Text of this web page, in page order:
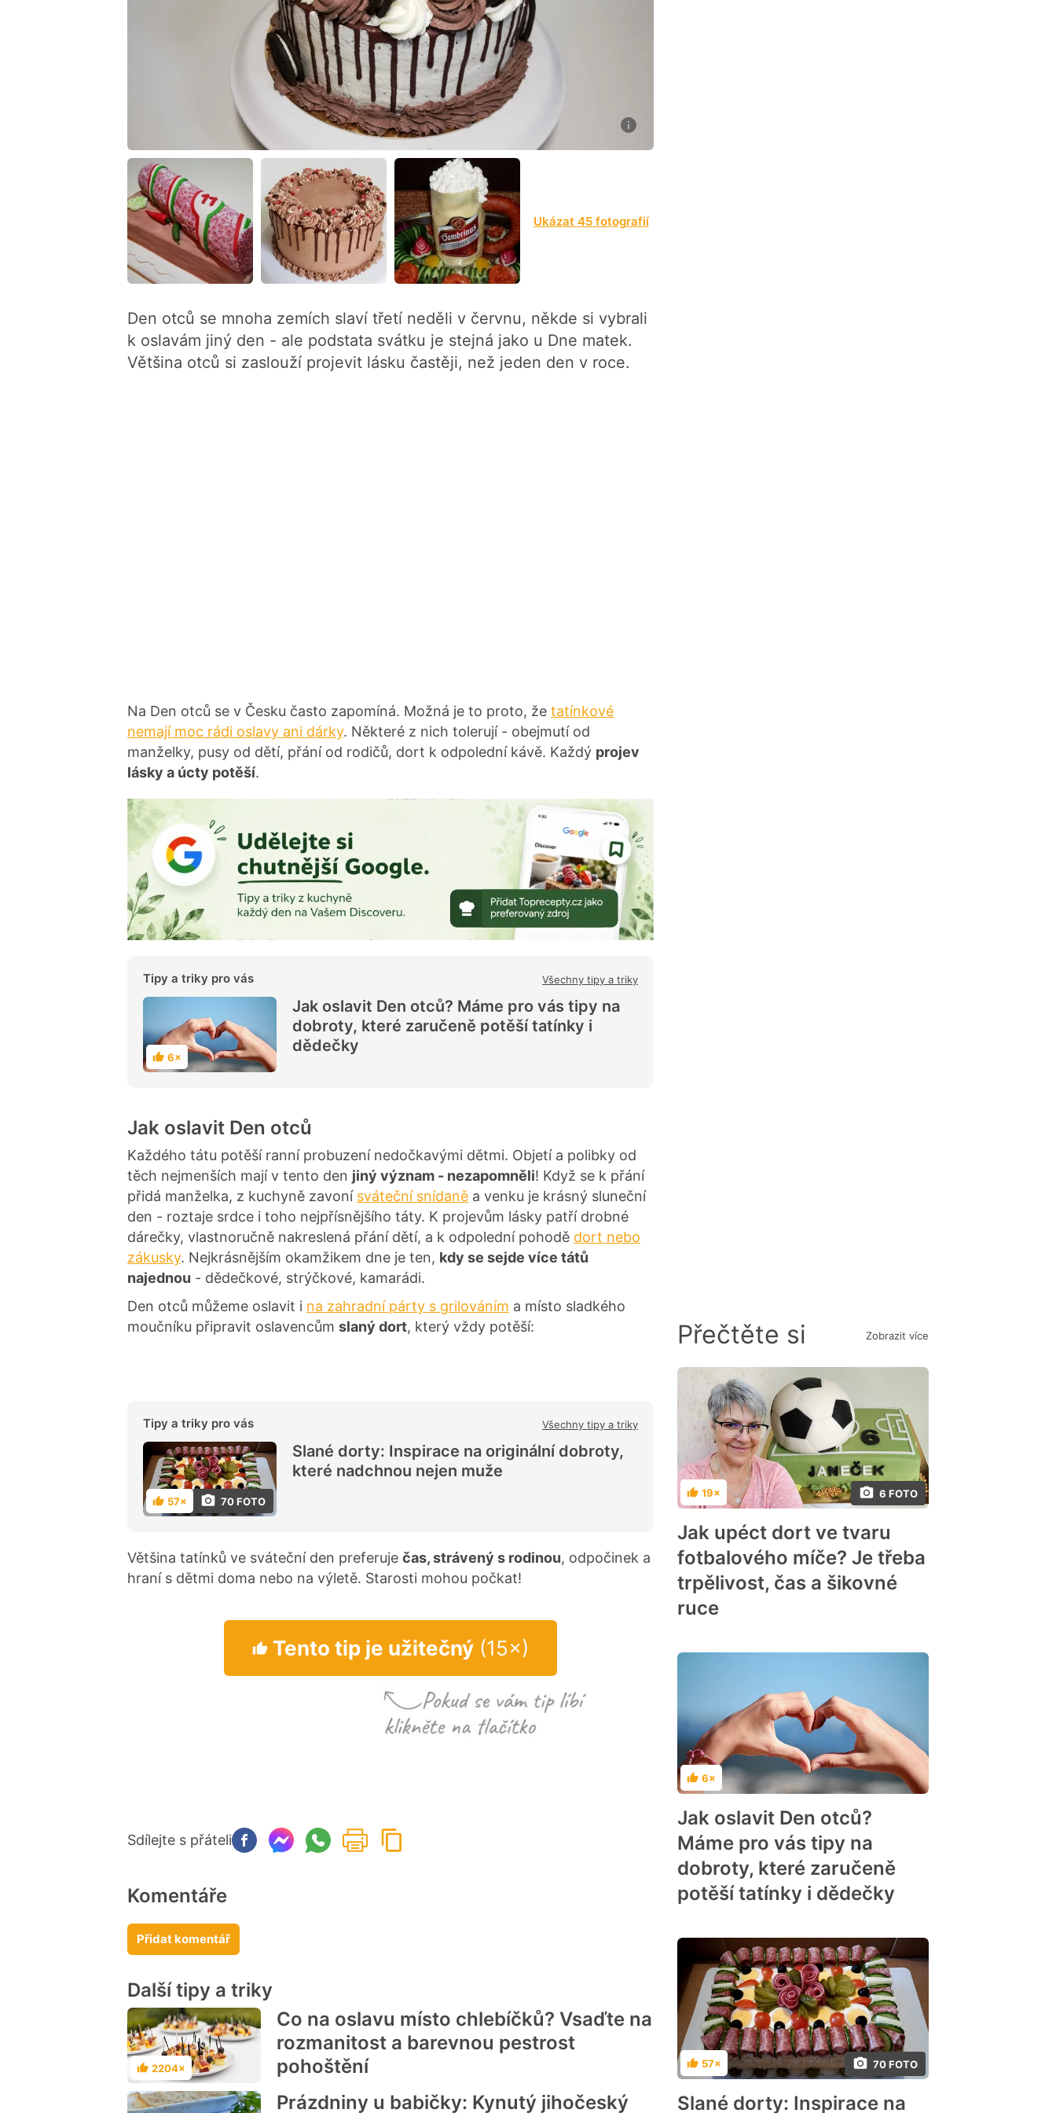
42 Ukázat 45 fotografií
Den otců se mnoha zemích slaví třetí neděli v červnu, někde si vybrali
k oslavám jiný den - ale podstata svátku je stejná jako u Dne matek.
Většina otců si zaslouží projevit lásku častěji, než jeden den v roce.
Na Den otců se v Česku často zapomíná. Možná je to proto, že tatínkové
nemají moc rádi oslavy ani dárky. Některé z nich tolerují - obejmutí od
manželky, pusy od dětí, přání od rodičů, dort k odpolední kávě. Každý projev
lásky a úcty potěší.
Tipy a triky pro vás Všechny tipy a triky
H
o
e
n
6×
Jak oslavit Den otců? Máme pro vás tipy na
dobroty, které zaručeně potěší tatínky i
dědečky
Jak oslavit Den otců
Každého tátu potěší ranní probuzení nedočkavými dětmi. Objetí a polibky od
těch nejmenších mají v tento den jiný význam - nezapomněli! Když se k přání
přidá manželka, z kuchyně zavoní sváteční snídaně a venku je krásný sluneční
den - roztaje srdce i toho nejpřísnějšího táty. K projevům lásky patří drobné
dárečky, vlastnoručně nakreslená přání dětí, a k odpolední pohodě dort nebo
zákusky. Nejkrásnějším okamžikem dne je ten, kdy se sejde více tátů
najednou - dědečkové, strýčkové, kamarádi.
Den otců můžeme oslavit i na zahradní párty s grilováním a místo sladkého
moučníku připravit oslavencům slaný dort, který vždy potěší:
Tipy a triky pro vás Všechny tipy a triky
70 FOTO
H
o
c
e
n
57×
Slané dorty: Inspirace na originální dobroty,
které nadchnou nejen muže
Většina tatínků ve sváteční den preferuje čas, strávený s rodinou, odpočinek a
hraní s dětmi doma nebo na výletě. Starosti mohou počkat!
Tento tip je užitečný (15×)
Sdílejte s přáteli
Komentáře
Přidat komentář
Další tipy a triky
Hodnocení
2204×
Co na oslavu místo chlebíčků? Vsaďte na
rozmanitost a barevnou pestrost
pohoštění
Prázdniny u babičky: Kynutý jihočeský
Přečtěte si Zobrazit více
6 FOTO
Hodnocení
19×
Jak upéct dort ve tvaru
fotbalového míče? Je třeba
trpělivost, čas a šikovné
ruce
Hodnocení
6×
Jak oslavit Den otců?
Máme pro vás tipy na
dobroty, které zaručeně
potěší tatínky i dědečky
70 FOTO
Hodnocení
57×
Slané dorty: Inspirace na